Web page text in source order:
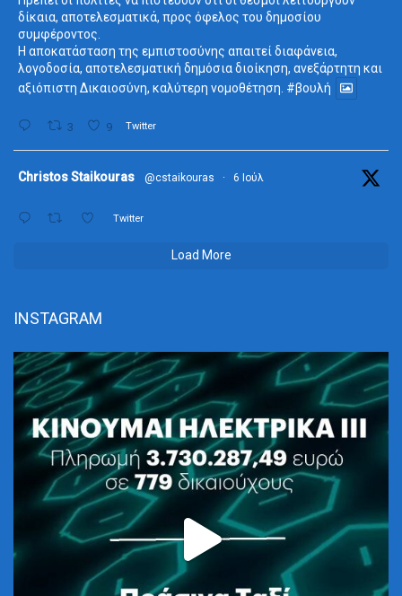
δίκαια, αποτελεσματικά, προς όφελος του δημοσίου
συμφέροντος.
Η αποκατάσταση της εμπιστοσύνης απαιτεί διαφάνεια,
λογοδοσία, αποτελεσματική δημόσια διοίκηση, ανεξάρτητη και
αξιόπιστη Δικαιοσύνη, καλύτερη νομοθέτηση. #βουλή
3 9 Twitter
Christos Staikouras @cstaikouras · 6 Ιούλ
Twitter
Load More
INSTAGRAM